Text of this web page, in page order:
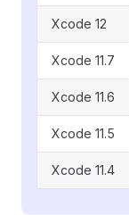
Xcode 12
Xcode 11.7
Xcode 11.6
Xcode 11.5
Xcode 11.4